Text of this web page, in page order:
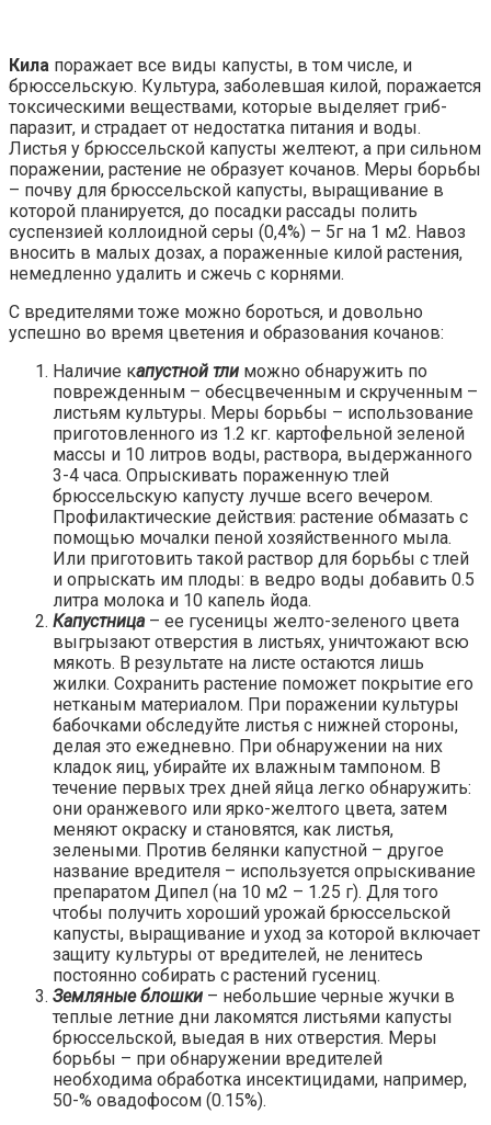
Кила поражает все виды капусты, в том числе, и
брюссельскую. Культура, заболевшая килой, поражается
токсическими веществами, которые выделяет гриб-
паразит, и страдает от недостатка питания и воды.
Листья у брюссельской капусты желтеют, а при сильном
поражении, растение не образует кочанов. Меры борьбы
– почву для брюссельской капусты, выращивание в
которой планируется, до посадки рассады полить
суспензией коллоидной серы (0,4%) – 5г на 1 м2. Навоз
вносить в малых дозах, а пораженные килой растения,
немедленно удалить и сжечь с корнями.
С вредителями тоже можно бороться, и довольно
успешно во время цветения и образования кочанов:
Наличие капустной тли можно обнаружить по
поврежденным – обесцвеченным и скрученным –
листьям культуры. Меры борьбы – использование
приготовленного из 1.2 кг. картофельной зеленой
массы и 10 литров воды, раствора, выдержанного
3-4 часа. Опрыскивать пораженную тлей
брюссельскую капусту лучше всего вечером.
Профилактические действия: растение обмазать с
помощью мочалки пеной хозяйственного мыла.
Или приготовить такой раствор для борьбы с тлей
и опрыскать им плоды: в ведро воды добавить 0.5
литра молока и 10 капель йода.
Капустница – ее гусеницы желто-зеленого цвета
выгрызают отверстия в листьях, уничтожают всю
мякоть. В результате на листе остаются лишь
жилки. Сохранить растение поможет покрытие его
нетканым материалом. При поражении культуры
бабочками обследуйте листья с нижней стороны,
делая это ежедневно. При обнаружении на них
кладок яиц, убирайте их влажным тампоном. В
течение первых трех дней яйца легко обнаружить:
они оранжевого или ярко-желтого цвета, затем
меняют окраску и становятся, как листья,
зелеными. Против белянки капустной – другое
название вредителя – используется опрыскивание
препаратом Дипел (на 10 м2 – 1.25 г). Для того
чтобы получить хороший урожай брюссельской
капусты, выращивание и уход за которой включает
защиту культуры от вредителей, не ленитесь
постоянно собирать с растений гусениц.
Земляные блошки – небольшие черные жучки в
теплые летние дни лакомятся листьями капусты
брюссельской, выедая в них отверстия. Меры
борьбы – при обнаружении вредителей
необходима обработка инсектицидами, например,
50-% овадофосом (0.15%).